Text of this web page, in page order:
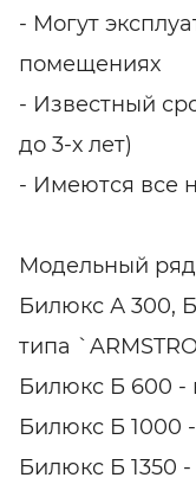
- Могут
помещениях
- Известный
до 3-х лет)
- Имеются все
Модельный
Билюкс А 300,
типа
Билюкс Б 600 -
Билюкс Б 1000
Билюкс Б 1350